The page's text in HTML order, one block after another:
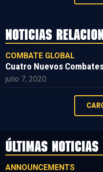
NOTICIAS
COMBATE GLOBAL
Cuatro Nuevos
julio 7, 2020
ÚLTIMAS NOTICIAS
ANNOUNCEMENTS